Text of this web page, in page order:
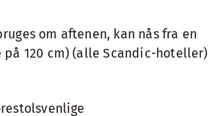
om aftenen, kan nås fra en
på 120 cm) (alle Scandic-hoteller)